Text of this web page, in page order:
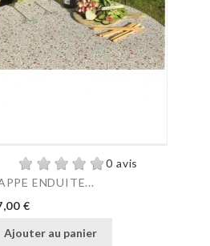
0 avis
ENDUITE...
€
Ajouter au panier